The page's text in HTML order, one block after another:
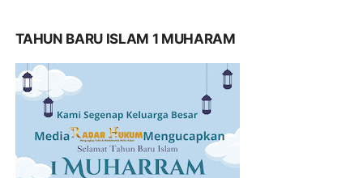
TAHUN BARU ISLAM 1 MUHARAM